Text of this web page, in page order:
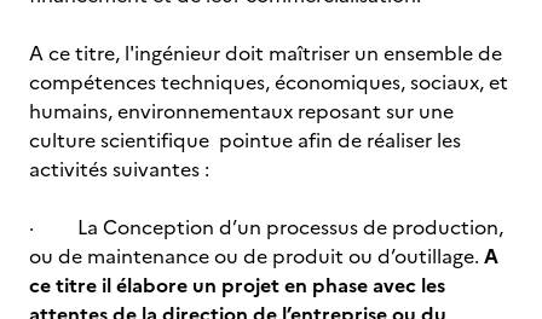
A ce titre, l'ingénieur doit maîtriser un ensemble de
compétences techniques, économiques, sociaux, et
humains, environnementaux reposant sur une
culture scientifique pointue afin de réaliser les
activités suivantes :
· La Conception d’un processus de production,
ou de maintenance ou de produit ou d’outillage. A
ce titre il élabore un projet en phase avec les